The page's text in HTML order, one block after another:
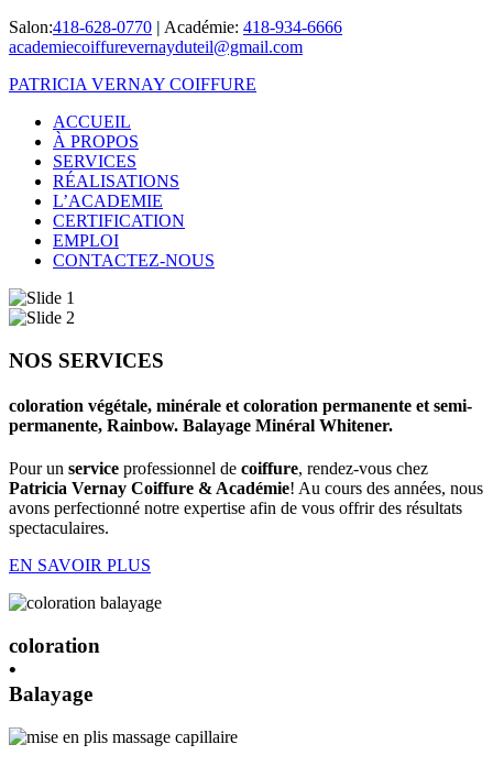
Salon:418-628-0770 | Académie: 418-934-6666
academiecoiffurevernayduteil@gmail.com
PATRICIA VERNAY COIFFURE
ACCUEIL
À PROPOS
SERVICES
RÉALISATIONS
L’ACADEMIE
CERTIFICATION
EMPLOI
CONTACTEZ-NOUS
NOS SERVICES
coloration végétale, minérale et coloration permanente et semi-
permanente, Rainbow. Balayage Minéral Whitener.
Pour un service professionnel de coiffure, rendez-vous chez
Patricia Vernay Coiffure & Académie! Au cours des années, nous
avons perfectionné notre expertise afin de vous offrir des résultats
spectaculaires.
EN SAVOIR PLUS
coloration
•
Balayage